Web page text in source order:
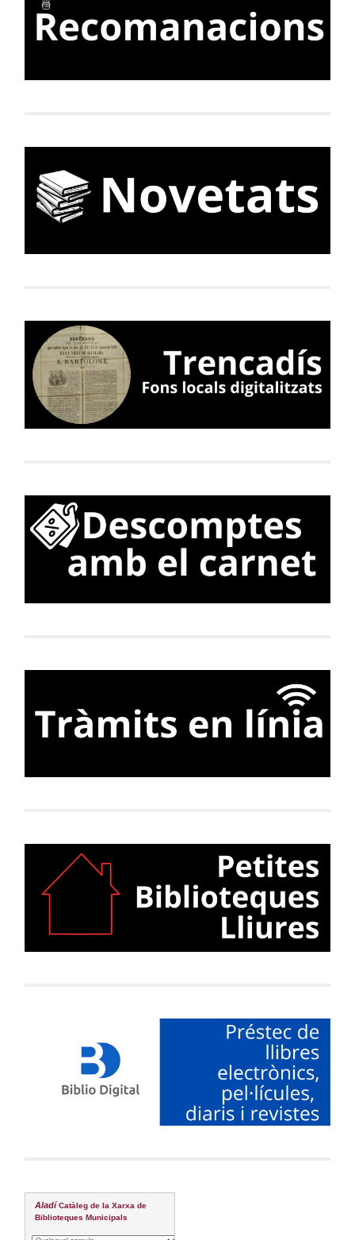
Aladí Catàleg de la Xarxa de
Biblioteques Municipals